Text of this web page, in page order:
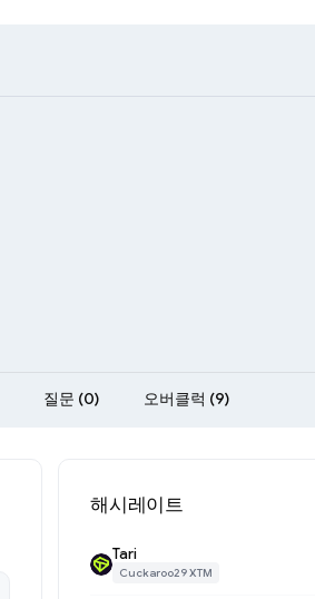
질문 (0) 오버클럭 (9)
해시레이트
Tari
Cuckaroo29 XTM